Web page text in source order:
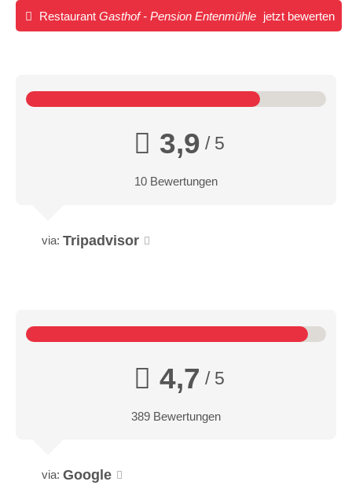
Restaurant Gasthof - Pension Entenmühle jetzt bewerten
3,9 / 5
10 Bewertungen
via: Tripadvisor
4,7 / 5
389 Bewertungen
via: Google